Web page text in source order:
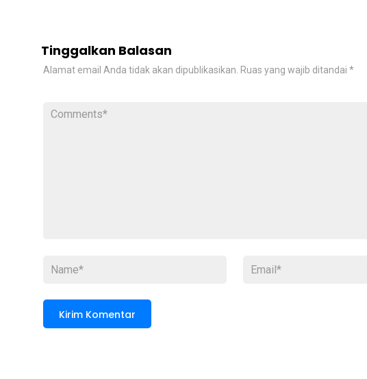
Tinggalkan Balasan
Alamat email Anda tidak akan dipublikasikan. Ruas yang wajib ditandai *